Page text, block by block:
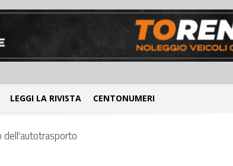
LEGGI LA RIVISTA CENTONUMERI
dell'autotrasporto